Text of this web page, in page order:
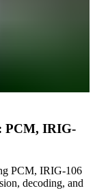
PCM, IRIG-
PCM, IRIG-106
decoding, and